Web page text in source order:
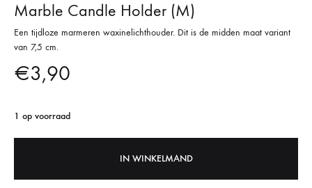
Marble Candle Holder (M)
Een tijdloze marmeren waxinelichthouder. Dit is de midden maat variant
van 7,5 cm.
€3,90
1 op voorraad
IN WINKELMAND